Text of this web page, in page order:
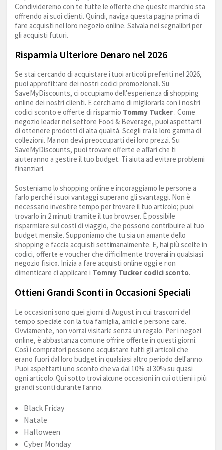
Condivideremo con te tutte le offerte che questo marchio sta
offrendo ai suoi clienti. Quindi, naviga questa pagina prima di
fare acquisti nel loro negozio online. Salvala nei segnalibri per
gli acquisti futuri.
Risparmia Ulteriore Denaro nel 2026
Se stai cercando di acquistare i tuoi articoli preferiti nel 2026,
puoi approfittare dei nostri codici promozionali. Su
SaveMyDiscounts, ci occupiamo dell'esperienza di shopping
online dei nostri clienti. E cerchiamo di migliorarla con i nostri
codici sconto e offerte di risparmio Tommy Tucker . Come
negozio leader nel settore Food & Beverage, puoi aspettarti
di ottenere prodotti di alta qualità. Scegli tra la loro gamma di
collezioni. Ma non devi preoccuparti dei loro prezzi. Su
SaveMyDiscounts, puoi trovare offerte e affari che ti
aiuteranno a gestire il tuo budget. Ti aiuta ad evitare problemi
finanziari.
Sosteniamo lo shopping online e incoraggiamo le persone a
farlo perché i suoi vantaggi superano gli svantaggi. Non è
necessario investire tempo per trovare il tuo articolo; puoi
trovarlo in 2 minuti tramite il tuo browser. È possibile
risparmiare sui costi di viaggio, che possono contribuire al tuo
budget mensile. Supponiamo che tu sia un amante dello
shopping e faccia acquisti settimanalmente. E, hai più scelte in
codici, offerte e voucher che difficilmente troverai in qualsiasi
negozio fisico. Inizia a fare acquisti online oggi e non
dimenticare di applicare i Tommy Tucker codici sconto.
Ottieni Grandi Sconti in Occasioni Speciali
Le occasioni sono quei giorni di August in cui trascorri del
tempo speciale con la tua famiglia, amici e persone care.
Ovviamente, non vorrai visitarle senza un regalo. Per i negozi
online, è abbastanza comune offrire offerte in questi giorni.
Così i compratori possono acquistare tutti gli articoli che
erano fuori dal loro budget in qualsiasi altro periodo dell'anno.
Puoi aspettarti uno sconto che va dal 10% al 30% su quasi
ogni articolo. Qui sotto trovi alcune occasioni in cui ottieni i più
grandi sconti durante l'anno.
Black Friday
Natale
Halloween
Cyber Monday